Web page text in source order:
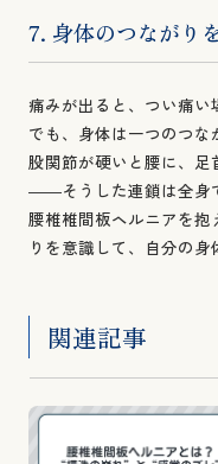
7. 身体のつながり
痛みが出ると、つい痛い
でも、身体は一つのつな
股関節が硬いと腰に、
――そうした連鎖は全身
腰椎椎間板ヘルニアを
りを意識して、自分の身
関連記事